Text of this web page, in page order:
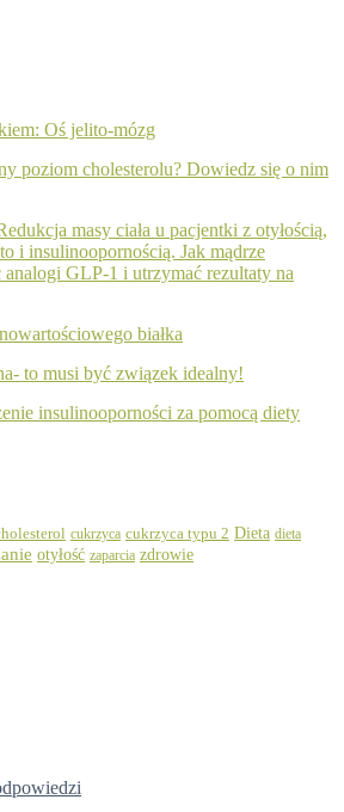
Oś jelito-mózg
poziom cholesterolu? Dowiedz się o nim
masy ciała u pacjentki z otyłością,
i insulinoopornością. Jak mądrze
analogi GLP-1 i utrzymać rezultaty na
białka
to musi być związek idealny!
insulinooporności za pomocą diety
cukrzyca cukrzyca typu 2 Dieta dieta
otyłość zaparcia zdrowie